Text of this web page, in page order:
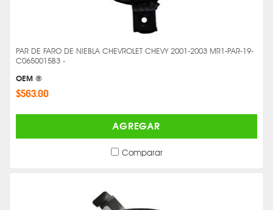
PAR DE FARO DE NIEBLA CHEVROLET CHEVY 2001-2003 MR1-PAR-19-
C0650015B3 -
OEM ®
$563.00
AGREGAR
Comparar